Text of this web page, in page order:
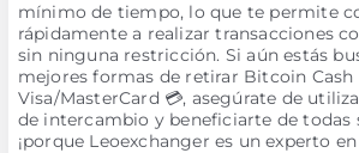
mínimo de tiempo, lo que te permite
rápidamente a realizar transacciones
sin ninguna restricción. Si aún estás
mejores formas de retirar Bitcoin Cash
Visa/MasterCard 💳, asegúrate de
de intercambio y beneficiarte de todas
¡porque Leoexchanger es un experto